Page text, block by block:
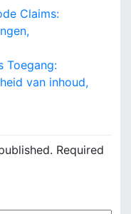
Claims:
Toegang:
van inhoud,
Required